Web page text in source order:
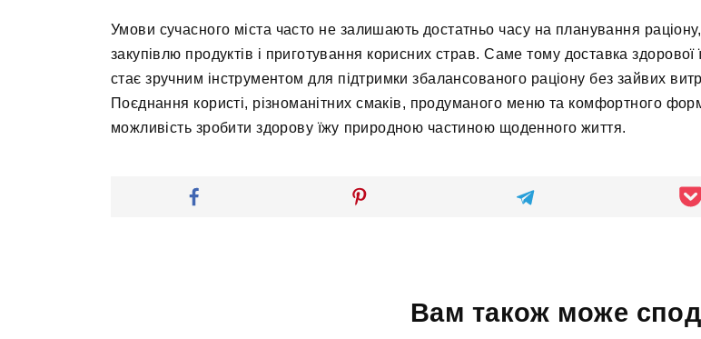
Умови сучасного міста часто не залишають достатньо часу на планування раціону,
закупівлю продуктів і приготування корисних страв. Саме тому доставка здорової
стає зручним інструментом для підтримки збалансованого раціону без зайвих
Поєднання користі, різноманітних смаків, продуманого меню та комфортного
можливість зробити здорову їжу природною частиною щоденного життя.
Вам також може